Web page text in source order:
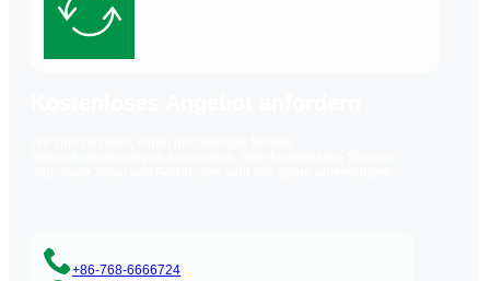
+86-768-6666724